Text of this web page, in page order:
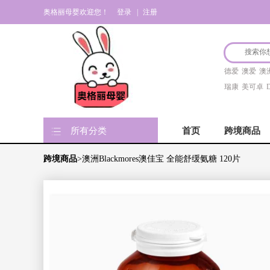
奥格丽母婴欢迎您！ 登录 注册
德爱 澳爱 澳
瑞康 美可卓
所有分类 首页 跨境商品
跨境商品>澳洲Blackmores澳佳宝 全能舒缓氨糖 120片